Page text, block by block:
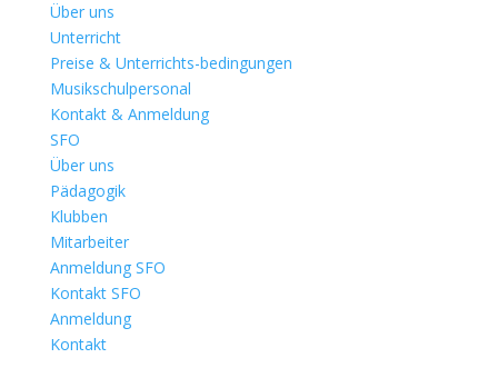
Über uns
Unterricht
Preise & Unterrichts-bedingungen
Musikschulpersonal
Kontakt & Anmeldung
SFO
Über uns
Pädagogik
Klubben
Mitarbeiter
Anmeldung SFO
Kontakt SFO
Anmeldung
Kontakt